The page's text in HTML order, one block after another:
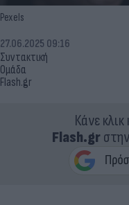
Pexels
Συντακτική
Ομάδα
Flash.gr
27.06.2025 09:16
Κάνε
Flash.gr